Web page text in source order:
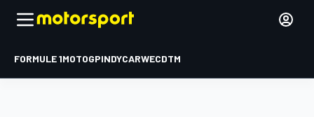
FORMULE 1MOTOGPINDYCARWECDTM